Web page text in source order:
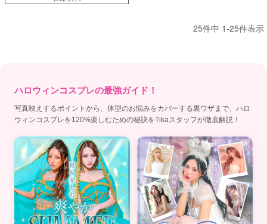
25件中 1-25件表示
ハロウィンコスプレの最強ガイド！
写真映えするポイントから、体型のお悩みをカバーする裏ワザまで、ハロ
ウィンコスプレを120%楽しむための秘訣をTikaスタッフが徹底解説！